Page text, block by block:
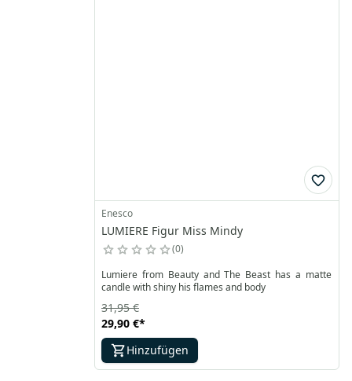
Enesco
LUMIERE Figur Miss Mindy
0
Lumiere from Beauty and The Beast has a matte
candle with shiny his flames and body
29,90 €*
31,95 €
Hinzufügen